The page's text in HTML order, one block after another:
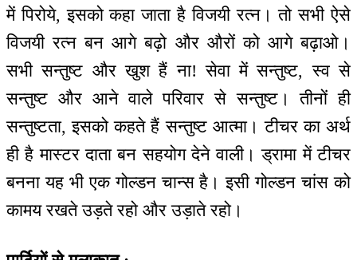
में पिरोये, इसको कहा जाता है विजयी रत्न। तो सभी ऐसे
विजयी रत्न बन आगे बढ़ो और औरों को आगे बढ़ाओ।
सभी सन्तुष्ट और खुश हैं ना! सेवा में सन्तुष्ट, स्व से
सन्तुष्ट और आने वाले परिवार से सन्तुष्ट। तीनों ही
सन्तुष्टता, इसको कहते हैं सन्तुष्ट आत्मा। टीचर का अर्थ
ही है मास्टर दाता बन सहयोग देने वाली। ड्रामा में टीचर
बनना यह भी एक गोल्डन चान्स है। इसी गोल्डन चांस को
कामय रखते उड़ते रहो और उड़ाते रहो।